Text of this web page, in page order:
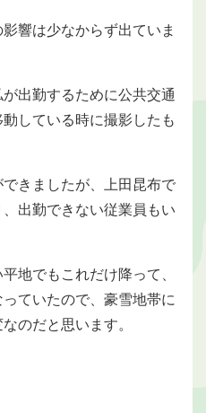
響は少なからず出ていま
出勤するために公共交通
している時に撮影したも
きましたが、上田昆布で
出勤できない従業員もい
地でもこれだけ降って、
ていたので、豪雪地帯に
のだと思います。